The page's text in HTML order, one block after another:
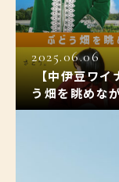
2025.06.06
【中伊豆ワイ
う畑を眺めな